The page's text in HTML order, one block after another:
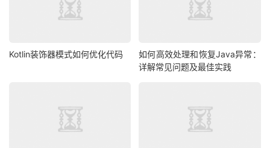
Kotlin装饰器模式如何优化代码
如何高效处理和恢复Java异常：
详解常见问题及最佳实践